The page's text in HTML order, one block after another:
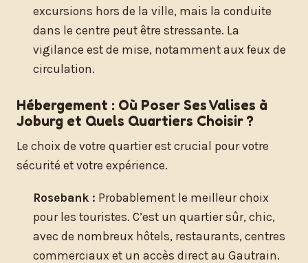
excursions hors de la ville, mais la conduite
dans le centre peut être stressante. La
vigilance est de mise, notamment aux feux de
circulation.
Hébergement : Où Poser Ses Valises à
Joburg et Quels Quartiers Choisir ?
Le choix de votre quartier est crucial pour votre
sécurité et votre expérience.
Rosebank : Probablement le meilleur choix
pour les touristes. C’est un quartier sûr, chic,
avec de nombreux hôtels, restaurants, centres
commerciaux et un accès direct au Gautrain.